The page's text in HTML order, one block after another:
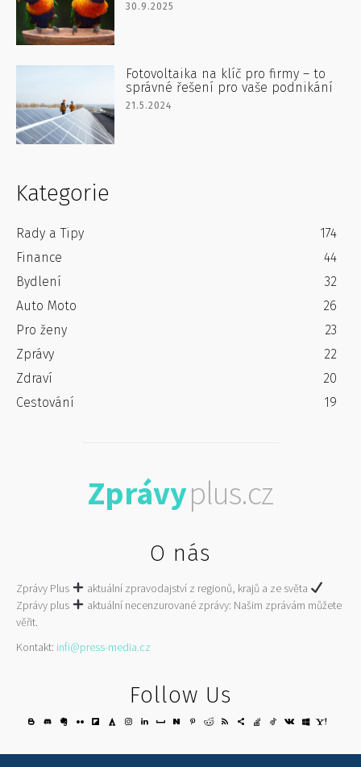
30.9.2025
Fotovoltaika na klíč pro firmy – to
správné řešení pro vaše podnikání
21.5.2024
Kategorie
Rady a Tipy
174
Finance
44
Bydlení
32
Auto Moto
26
Pro ženy
23
Zprávy
22
Zdraví
20
Cestování
19
Zprávyplus.cz
O nás
Zprávy Plus
aktuální zpravodajství z regionů, krajů a ze světa
Zprávy plus
aktuální necenzurované zprávy: Našim zprávám můžete
věřit.
Kontakt: infi@press-media.cz
Follow Us